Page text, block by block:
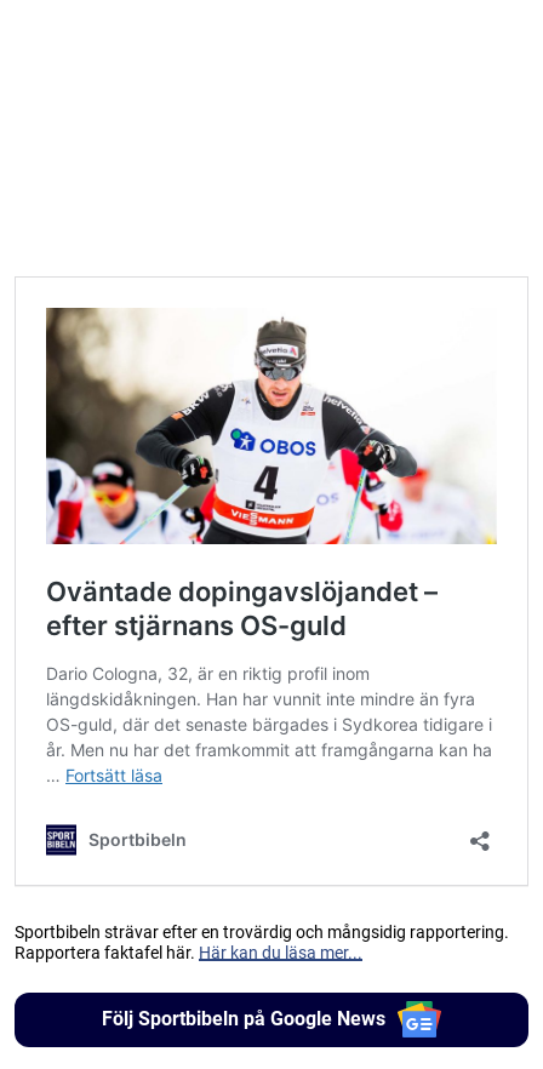
Sportbibeln strävar efter en trovärdig och mångsidig rapportering.
Rapportera faktafel här. Här kan du läsa mer...
Följ Sportbibeln på Google News